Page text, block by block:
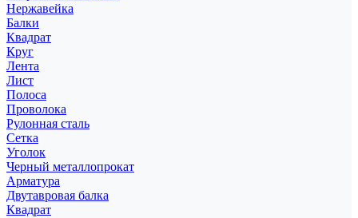
Нержавейка
Балки
Квадрат
Круг
Лента
Лист
Полоса
Проволока
Рулонная сталь
Сетка
Уголок
Черный металлопрокат
Арматура
Двутавровая балка
Квадрат